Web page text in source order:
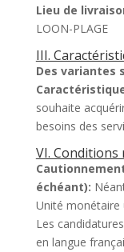
Lieu de
LOON-PLAGE
III.
Des variantes
souhaite
besoins des
VI. Conditions
échéant):
Unité monétaire
Les
en langue